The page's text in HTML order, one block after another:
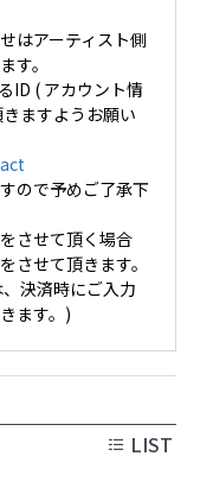
はアーティスト側
す。
ID ( アカウント情
ますようお願い
ので予めご了承下
させて頂く場合
させて頂きます。
決済時にご入力
ます。)
LIST